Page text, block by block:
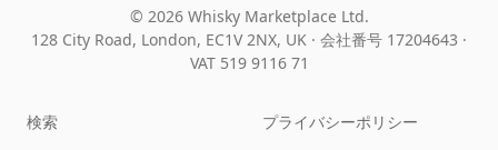
© 2026 Whisky Marketplace Ltd.
128 City Road, London, EC1V 2NX, UK · 会社番号 17204643 ·
VAT 519 9116 71
検索
プライバシーポリシー